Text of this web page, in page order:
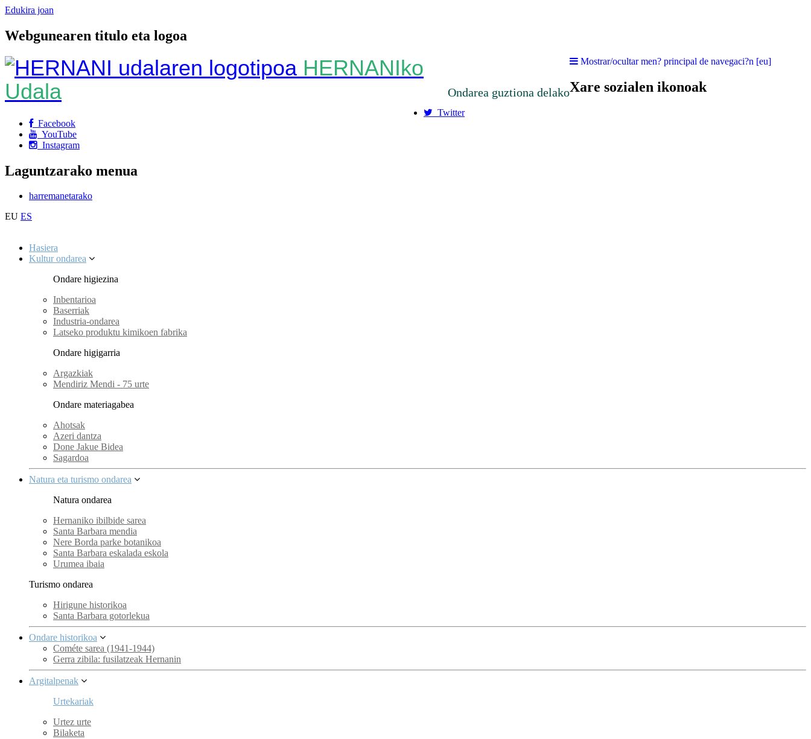
Edukira joan
Webgunearen titulo eta logoa
HERNANIko
Udala
Ondarea guztiona delako
Mostrar/ocultar men? principal de navegaci?n [eu]
Xare sozialen ikonoak
Twitter
Facebook
YouTube
Instagram
Laguntzarako menua
harremanetarako
EU ES
Hasiera
Kultur ondarea
Ondare higiezina
Inbentarioa
Baserriak
Industria-ondarea
Latseko produktu kimikoen fabrika
Ondare higigarria
Argazkiak
Mendiriz Mendi - 75 urte
Ondare materiagabea
Ahotsak
Azeri dantza
Done Jakue Bidea
Sagardoa
Natura eta turismo ondarea
Natura ondarea
Hernaniko ibilbide sarea
Santa Barbara mendia
Nere Borda parke botanikoa
Santa Barbara eskalada eskola
Urumea ibaia
Turismo ondarea
Hirigune historikoa
Santa Barbara gotorlekua
Ondare historikoa
Cométe sarea (1941-1944)
Gerra zibila: fusilatzeak Hernanin
Argitalpenak
Urtekariak
Urtez urte
Bilaketa